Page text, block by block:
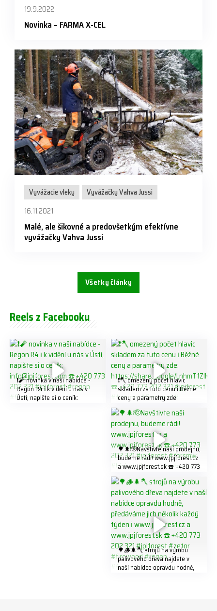
19.9.2022
Novinka – FARMA X-CEL
Vyvážacie vleky
Vyvážačky Vahva Jussi
16.11.2021
Malé, ale šikovné a predovšetkým efektívne
vyvážačky Vahva Jussi
Všetky články
Reels z Facebooku
❗️🧨 novinka v naší nabídce -
Regon R4 ℹ️ k vidění u nás v
Ústí, napište si o ceník:
❗️🪓 omezený počet hlavic
skladem za tuto cenu ℹ️ Běžné
ceny a parametry zde:
K8W5t7i6o ☎️ +420 773 202
321 #jpjforest #forsmw
#firewood #
🌳🌲🫡Navštivte naší prodejnu,
budeme rádi! www.jpjforest.cz
a www.jpjforest.sk ☎️ +420 773
#biojack #regon #vahvajussi
🌳🪵🌲🪓 strojů na výrobu
palivového dřeva najdete v
naší nabídce opravdu hodně,